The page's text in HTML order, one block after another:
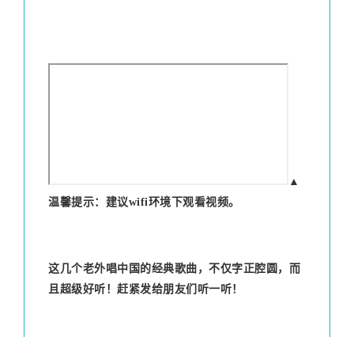
▲
温馨提示：建议wifi环境下观看视频。
这几个老外唱中国的经典歌曲，不仅字正腔圆，而
且超级好听！赶紧发给朋友们听一听！